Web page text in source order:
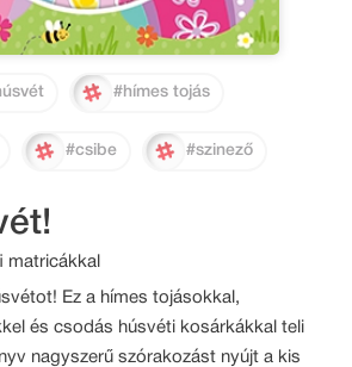
#hímes tojás
#csibe #szinező
matricákkal
Ez a hímes tojásokkal,
és csodás húsvéti kosárkákkal teli
nagyszerű szórakozást nyújt a kis